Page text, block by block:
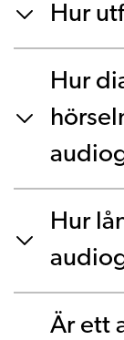
Hur
Hur
Hur
Är ett